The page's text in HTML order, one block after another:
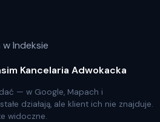
Indeksie
Kancelaria Adwokacka
— w Google, Mapach i
działają, ale klient ich nie znajduje.
widoczne.